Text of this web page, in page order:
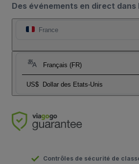
Des événements en direct dans
France
Français (FR)
US$ Dollar des Etats-Unis
Contrôles de sécurité de